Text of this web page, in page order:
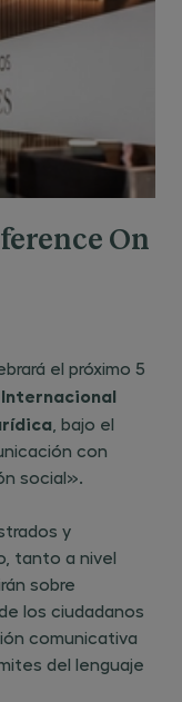
On
el próximo 5
Internacional
, bajo el
con
social».
y
tanto a nivel
sobre
los ciudadanos
comunicativa
del lenguaje